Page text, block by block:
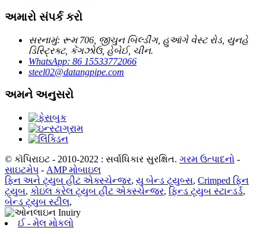
અમારો સંપર્ક કરો
સરનામું: રૂમ 706, જીચુન બિલ્ડીંગ, હુઆંગે વેસ્ટ રોડ, યુનહે
ડિસ્ટ્રિક્ટ, કેંગઝોઉ, હેબેઈ, ચીન.
WhatsApp: 86 15533772066
steel02@datangpipe.com
અમને અનુસરો
© કૉપિરાઇટ - 2010-2022 : સર્વાધિકાર સુરક્ષિત. ગરમ ઉત્પાદનો -
સાઇટમેપ - AMP મોબાઇલ
ફિન અને ટ્યુબ હીટ એક્સ્ચેન્જર, યુ બેન્ડ ટ્યુબ્સ, Crimped ફિન
ટ્યુબ, કોઇલ કરેલ ટ્યુબ હીટ એક્સ્ચેન્જર, ફિન્ડ ટ્યુબ સ્ટાન્ડર્ડ,
બેન્ડ ટ્યુબ સ્ટીલ,
ઈ - મેલ મોકલો